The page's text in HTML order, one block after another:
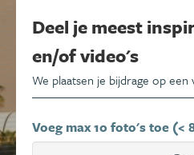
Deel je meest
en/of video's
We plaatsen je bijdrage op een
Voeg max 10 foto's toe (<